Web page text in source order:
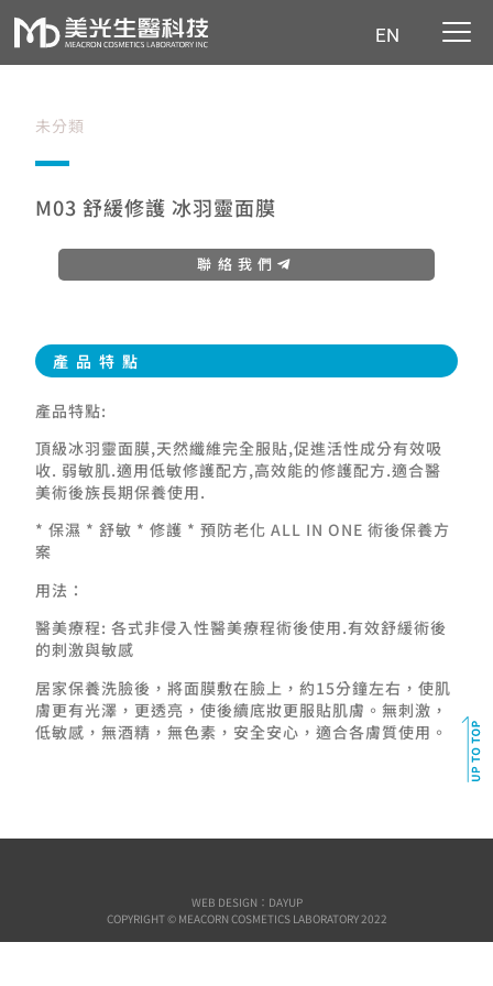
EN
未分類
M03 舒緩修護 冰羽靈面膜
聯絡我們
產品特點
產品特點:
頂級冰羽靈面膜,天然纖維完全服貼,促進活性成分有效吸
收. 弱敏肌.適用低敏修護配方,高效能的修護配方.適合醫
美術後族長期保養使用.
* 保濕 * 舒敏 * 修護 * 預防老化 ALL IN ONE 術後保養方
案
用法：
醫美療程: 各式非侵入性醫美療程術後使用.有效舒緩術後
的刺激與敏感
居家保養洗臉後，將面膜敷在臉上，約15分鐘左右，使肌
膚更有光澤，更透亮，使後續底妝更服貼肌膚。無刺激，
低敏感，無酒精，無色素，安全安心，適合各膚質使用。
WEB DESIGN：DAYUP
COPYRIGHT © MEACORN COSMETICS LABORATORY 2022